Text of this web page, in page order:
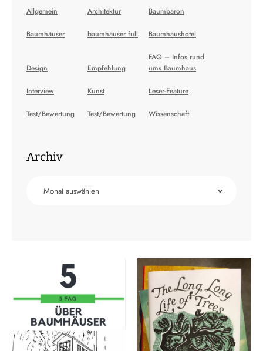
Allgemein Architektur Baumbaron
Baumhäuser baumhäuser full Baumhaushotel
Design Empfehlung
FAQ – Infos rund
ums Baumhaus
Interview Kunst Leser-Feature
Test/Bewertung Test/Bewertung Wissenschaft
Archiv
Archiv